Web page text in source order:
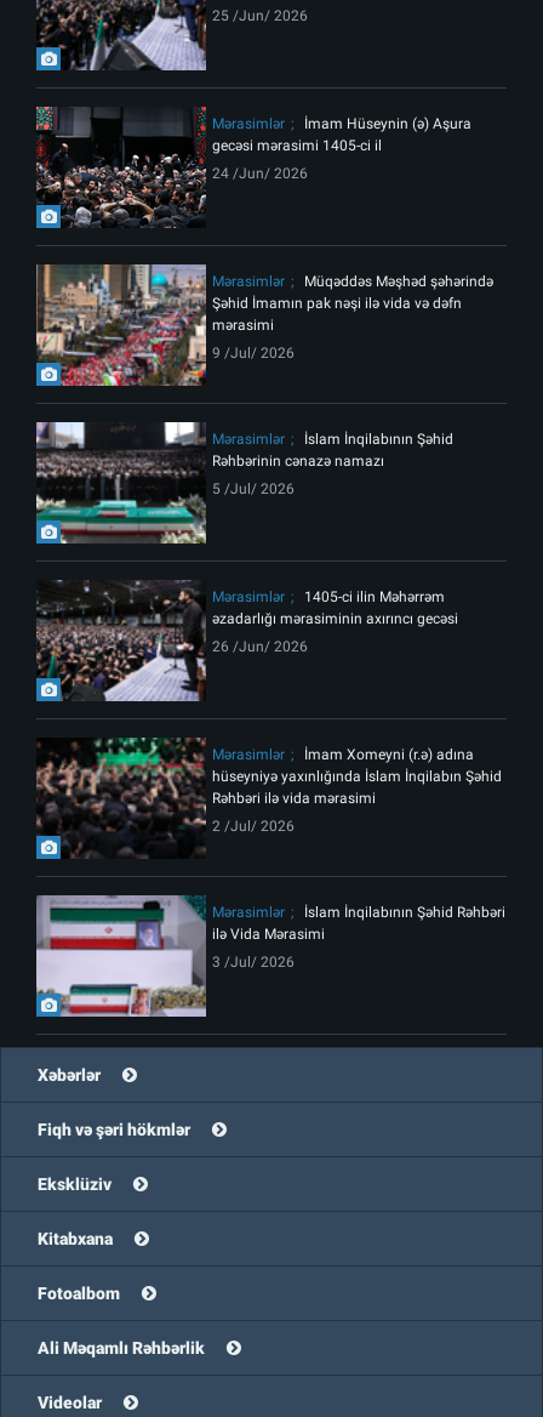
25 /Jun/ 2026
Mərasimlər
İmam Hüseynin (ə) Aşura
gecəsi mərasimi 1405-ci il
24 /Jun/ 2026
Mərasimlər
Müqəddəs Məşhəd şəhərində
Şəhid İmamın pak nəşi ilə vida və dəfn
mərasimi
9 /Jul/ 2026
Mərasimlər
İslam İnqilabının Şəhid
Rəhbərinin cənazə namazı
5 /Jul/ 2026
Mərasimlər
1405-ci ilin Məhərrəm
əzadarlığı mərasiminin axırıncı gecəsi
26 /Jun/ 2026
Mərasimlər
İmam Xomeyni (r.ə) adına
hüseyniyə yaxınlığında İslam İnqilabın Şəhid
Rəhbəri ilə vida mərasimi
2 /Jul/ 2026
Mərasimlər
İslam İnqilabının Şəhid Rəhbəri
ilə Vida Mərasimi
3 /Jul/ 2026
Xəbərlər
Fiqh və şəri hökmlər
Eksklüziv
Kitabxana
Fotoalbom
Ali Məqamlı Rəhbərlik
Videolar